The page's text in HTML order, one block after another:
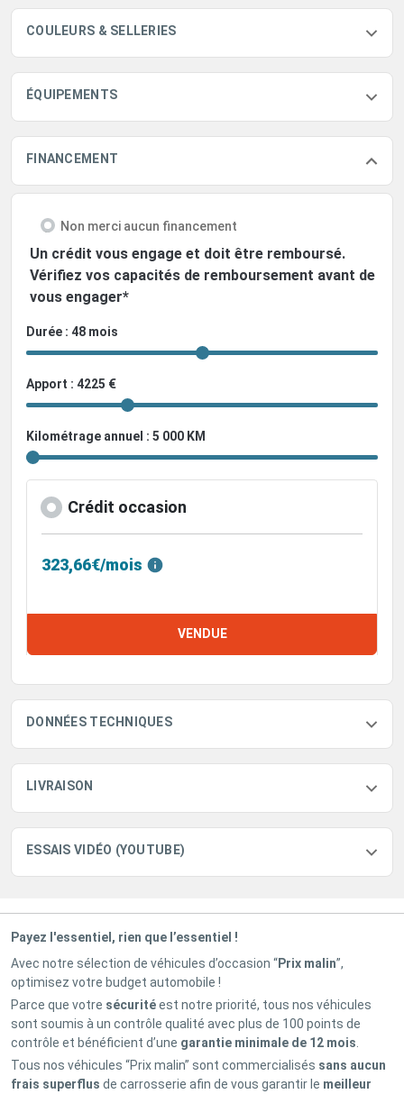
COULEURS & SELLERIES
ÉQUIPEMENTS
FINANCEMENT
Non merci aucun financement
Un crédit vous engage et doit être remboursé.
Vérifiez vos capacités de remboursement avant de
vous engager*
Durée : 48 mois
Apport : 4225 €
Kilométrage annuel : 5 000 KM
Crédit occasion
323,66€/mois
VENDUE
DONNÉES TECHNIQUES
LIVRAISON
ESSAIS VIDÉO (YOUTUBE)
Payez l'essentiel, rien que l’essentiel !
Avec notre sélection de véhicules d’occasion “Prix malin”,
optimisez votre budget automobile !
Parce que votre sécuritéest notre priorité, tous nos véhicules
sont soumis à un contrôle qualité avec plus de 100 points de
contrôle et bénéficient d’une garantie minimale de 12 mois
Tous nos véhicules “Prix malin” sont commercialisés sans aucun
frais superflus de carrosserie afin de vous garantir le meilleur